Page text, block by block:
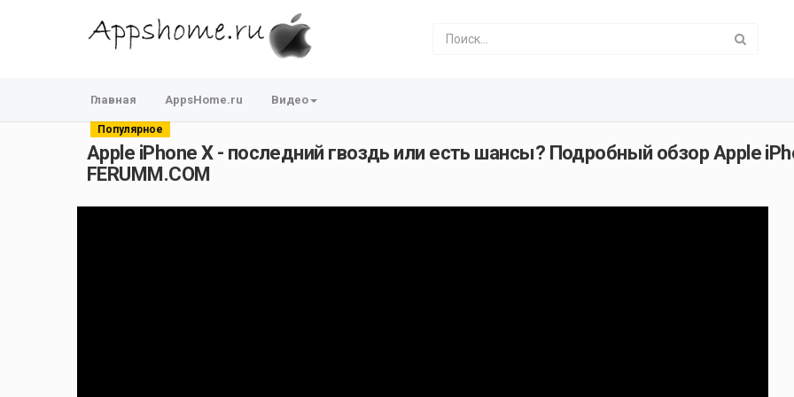
Главная AppsHome.ru Видео
Популярное
Apple iPhone X - последний гвоздь или есть шансы? Подробный обзор Apple
FERUMM.COM